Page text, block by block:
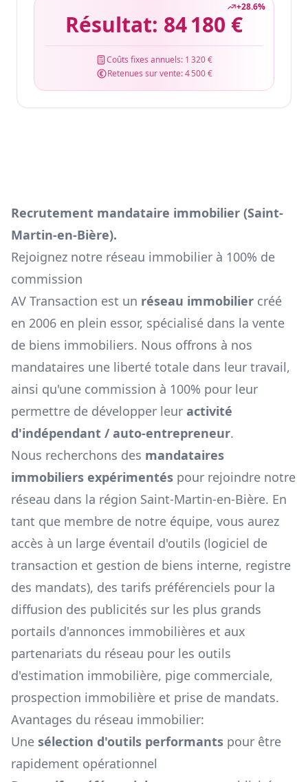
+28.6%
Résultat: 84 180 €
Coûts fixes annuels: 1 320 €
Retenues sur vente:4 500 €
Recrutement mandataire immobilier (Saint-
Martin-en-Bière).
Rejoignez notre réseau immobilier à 100% de
commission
AV Transaction est un réseau immobilier créé
en 2006 en plein essor, spécialisé dans la vente
de biens immobiliers. Nous offrons à nos
mandataires une liberté totale dans leur travail,
ainsi qu'une commission à 100% pour leur
permettre de développer leur activité
d'indépendant / auto-entrepreneur.
Nous recherchons des mandataires
immobiliers expérimentés pour rejoindre notre
réseau dans la région Saint-Martin-en-Bière. En
tant que membre de notre équipe, vous aurez
accès à un large éventail d'outils (logiciel de
transaction et gestion de biens interne, registre
des mandats), des tarifs préférenciels pour la
diffusion des publicités sur les plus grands
portails d'annonces immobilières et aux
partenariats du réseau pour les outils
d'estimation immobilière, pige commerciale,
prospection immobilière et prise de mandats.
Avantages du réseau immobilier:
Une sélection d'outils performants pour être
rapidement opérationnel